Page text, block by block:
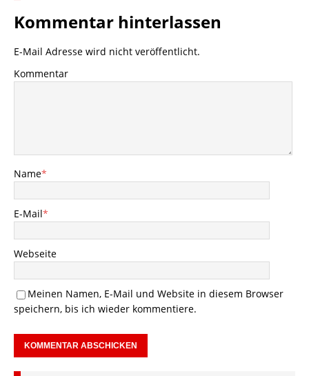
Kommentar hinterlassen
E-Mail Adresse wird nicht veröffentlicht.
Kommentar
Name*
E-Mail*
Webseite
Meinen Namen, E-Mail und Website in diesem Browser
speichern, bis ich wieder kommentiere.